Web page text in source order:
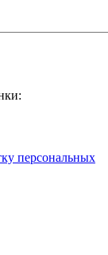
персональных